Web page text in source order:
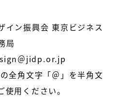
イン振興会 東京ビジネス
局
＠jidp.or.jp
全角文字「＠」を半角文
用ください。